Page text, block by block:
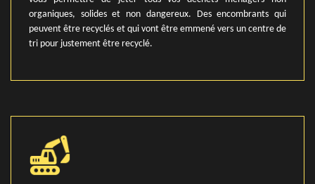
organiques, solides et non dangereux. Des encombrants qui
peuvent être recyclés et qui vont être emmené vers un centre de
tri pour justement être recyclé.